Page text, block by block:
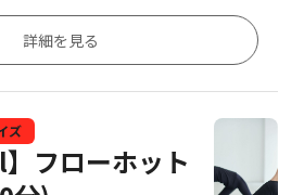
詳細を見る
ズ
フローホット